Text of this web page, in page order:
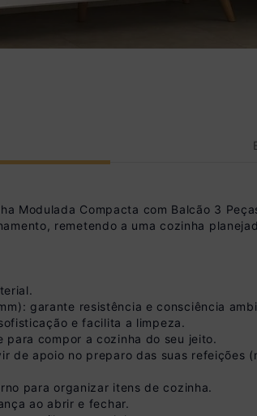
Modulada Compacta com Balcão 3
remetendo a uma cozinha
garante resistência e consciência
e facilita a limpeza.
compor a cozinha do seu jeito.
de apoio no preparo das suas refeições
para organizar itens de cozinha.
ao abrir e fechar.